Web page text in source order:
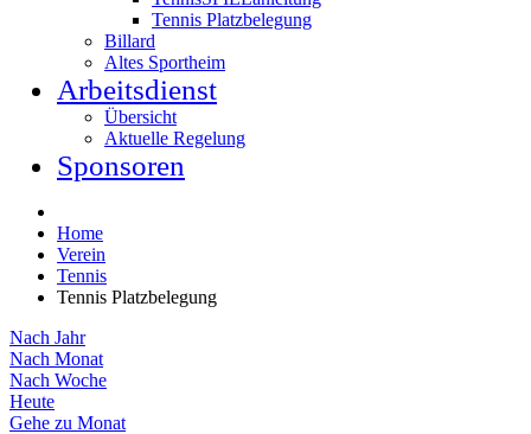
Tennis Platzbelegung
Billard
Altes Sportheim
Arbeitsdienst
Übersicht
Aktuelle Regelung
Sponsoren
Home
Verein
Tennis
Tennis Platzbelegung
Nach Jahr
Nach Monat
Nach Woche
Heute
Gehe zu Monat